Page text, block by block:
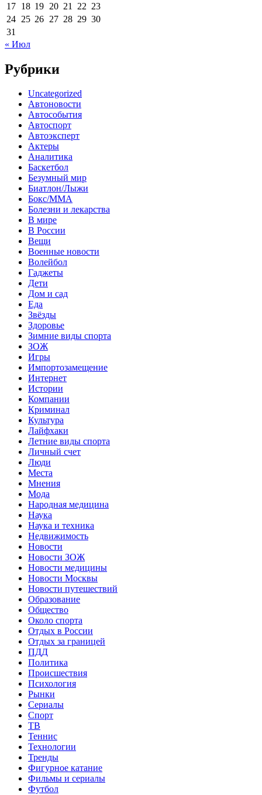
17 18 19 20 21 22 23
24 25 26 27 28 29 30
31
« Июл
Рубрики
Uncategorized
Автоновости
Автособытия
Автоспорт
Автоэксперт
Актеры
Аналитика
Баскетбол
Безумный мир
Биатлон/Лыжи
Бокс/MMA
Болезни и лекарства
В мире
В России
Вещи
Военные новости
Волейбол
Гаджеты
Дети
Дом и сад
Еда
Звёзды
Здоровье
Зимние виды спорта
ЗОЖ
Игры
Импортозамещение
Интернет
Истории
Компании
Криминал
Культура
Лайфхаки
Летние виды спорта
Личный счет
Люди
Места
Мнения
Мода
Народная медицина
Наука
Наука и техника
Недвижимость
Новости
Новости ЗОЖ
Новости медицины
Новости Москвы
Новости путешествий
Образование
Общество
Около спорта
Отдых в России
Отдых за границей
ПДД
Политика
Происшествия
Психология
Рынки
Сериалы
Спорт
ТВ
Теннис
Технологии
Тренды
Фигурное катание
Фильмы и сериалы
Футбол